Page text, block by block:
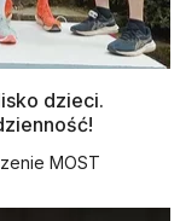
dzieci.
MOST